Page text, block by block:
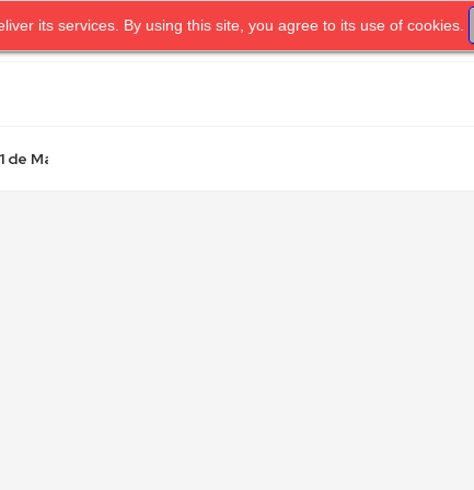
UNIDAD.TV PRIVACY POLICY TERMS OF SERVICE
Mayo...
its services. By using this site, you agree to its use of cookies.